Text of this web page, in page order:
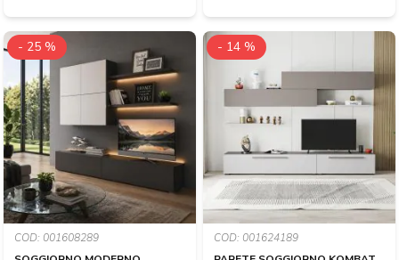
COD: 001608289
- 25 %
COD: 001624189
- 14 %